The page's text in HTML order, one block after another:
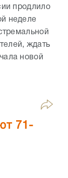
продлило
неделе
ждать
новой
71-